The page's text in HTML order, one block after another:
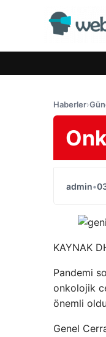
Haberler›
admin•
KAYNAK
Pandemi
onkolojik
önemli
Genel